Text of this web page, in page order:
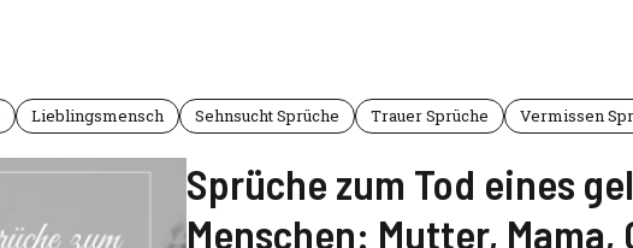
Lieblingsmensch Sehnsucht Sprüche Trauer Sprüche Vermissen
Sprüche zum Tod eines
Menschen: Mutter, Mama,